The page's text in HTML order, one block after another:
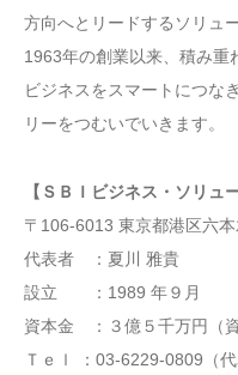
方向へとリードするソリュ
1963年の創業以来、積み重
ビジネスをスマートにつな
リーをつむいでいきます。
【ＳＢＩビジネス・ソリュ
〒106-6013 東京都港区六
代表者 ：夏川 雅貴
設立 ：1989 年９月
資本金 ：３億５千万円（資
Ｔｅｌ ：03-6229-0809（代